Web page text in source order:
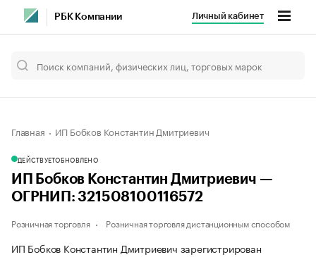
РБК Компании Личный кабинет
Главная ИП Бобков Константин Дмитриевич
ДЕЙСТВУЕТОБНОВЛЕНО
ИП Бобков Константин Дмитриевич —
ОГРНИП: 321508100116572
Розничная торговля Розничная торговля дистанционным способом
ИП Бобков Константин Дмитриевич зарегистрирован